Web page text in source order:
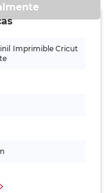
Imprimible Cricut